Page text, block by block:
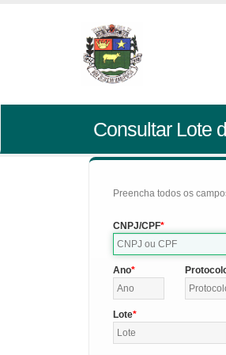
Consultar Lote
Preencha todos os
CNPJ/CPF
Ano
Lote